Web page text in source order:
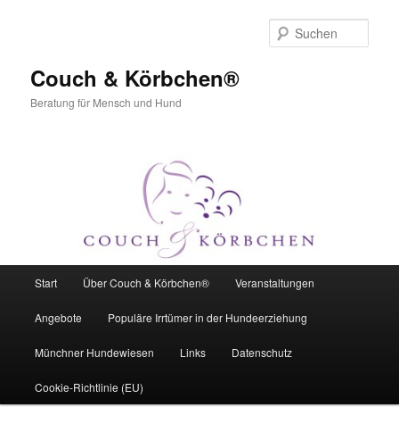
Couch & Körbchen®
Beratung für Mensch und Hund
Start Über Couch & Körbchen® Veranstaltungen
Angebote Populäre Irrtümer in der Hundeerziehung
Münchner Hundewiesen Links Datenschutz
Cookie-Richtlinie (EU)